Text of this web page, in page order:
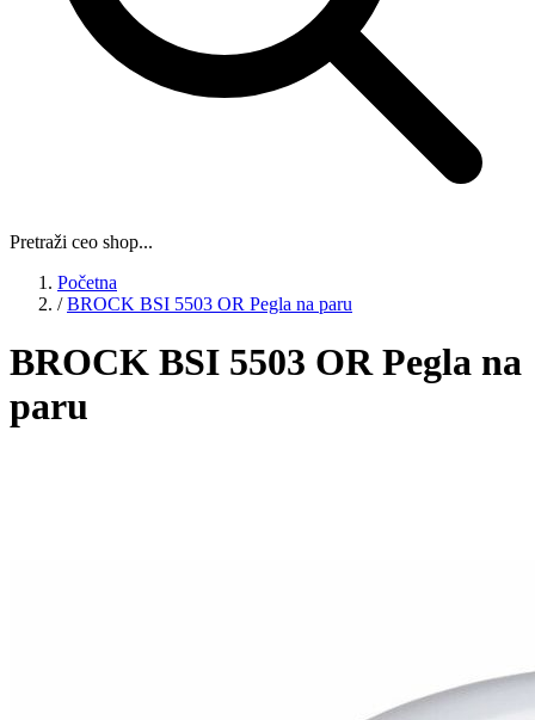
Pretraži ceo shop...
Početna
/ BROCK BSI 5503 OR Pegla na paru
BROCK BSI 5503 OR Pegla na
paru